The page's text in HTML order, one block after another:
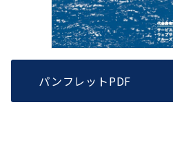
パンフレットPDF